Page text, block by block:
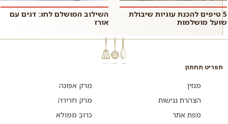
5 טיפים להכנת עוגיות שיבולת
שועל מושלמות
השילוב המושלם לחג: דגים עם
אורז
תפריט תחתון
מגזין
הצהרת נגישות
מפת אתר
מרק אפונה
מרק חרירה
כרוב ממולא